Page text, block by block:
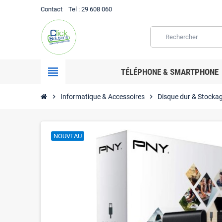
Contact Tel : 29 608 060
view_headline TÉLÉPHONE & SMARTPHONE
chevron_right Informatique & Accessoires chevron_right Disque dur &
NOUVEAU